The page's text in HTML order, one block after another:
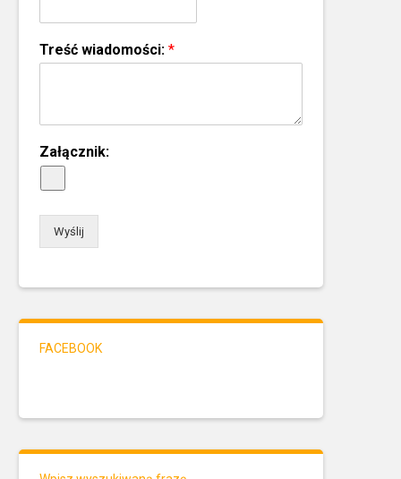
Treść wiadomości: *
Załącznik:
Wyślij
FACEBOOK